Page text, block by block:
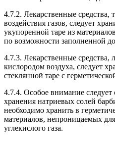
4.7.2. Лекарственные
воздействия газов, следует
укупоренной таре из
по возможности заполненной
4.7.3. Лекарственные средства,
кислородом воздуха, следует
стеклянной таре с
4.7.4. Особое внимание следует
хранения натриевых солей
необходимо хранить в
материалов, непроницаемых
углекислого газа.